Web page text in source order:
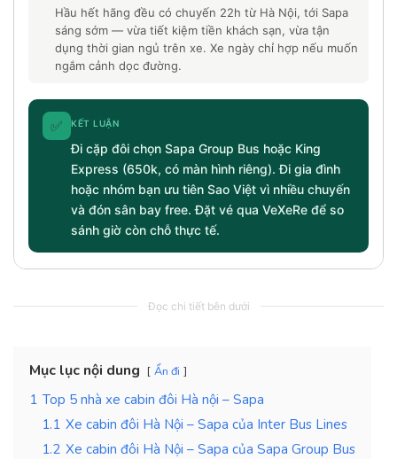
Hầu hết hãng đều có chuyến 22h từ Hà Nội, tới Sapa
sáng sớm — vừa tiết kiệm tiền khách sạn, vừa tận
dụng thời gian ngủ trên xe. Xe ngày chỉ hợp nếu muốn
ngắm cảnh dọc đường.
✅ KẾT LUẬN
Đi cặp đôi chọn Sapa Group Bus hoặc King
Express (650k, có màn hình riêng). Đi gia đình
hoặc nhóm bạn ưu tiên Sao Việt vì nhiều chuyến
và đón sân bay free. Đặt vé qua VeXeRe để so
sánh giờ còn chỗ thực tế.
Đọc chi tiết bên dưới
Mục lục nội dung Ẩn đi
1 Top 5 nhà xe cabin đôi Hà nội – Sapa
1.1 Xe cabin đôi Hà Nội – Sapa của Inter Bus Lines
1.2 Xe cabin đôi Hà Nội – Sapa của Sapa Group Bus